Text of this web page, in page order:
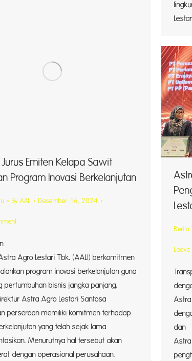
Emiten Kelapa Sawit
Program Inovasi Berkelanjutan
By AAL Desember 16, 2024
Agro Lestari Tbk. (AALI) berkomitmen
program inovasi berkelanjutan guna
pertumbuhan bisnis jangka panjang.
Astra Agro Lestari Santosa
perseroan memiliki komitmen terhadap
yang telah sejak lama
Menurutnya hal tersebut akan
dengan operasional perusahaan.
Berita